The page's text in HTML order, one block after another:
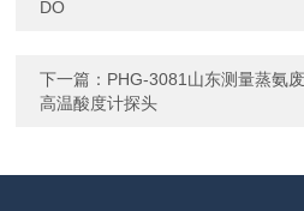
DO
下一篇： PHG-3081山东测量蒸氨
高温酸度计探头